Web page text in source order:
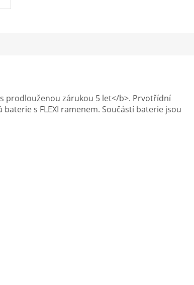
prodlouženou zárukou 5 let</b>. Prvotřídní
s FLEXI ramenem. Součástí baterie jsou